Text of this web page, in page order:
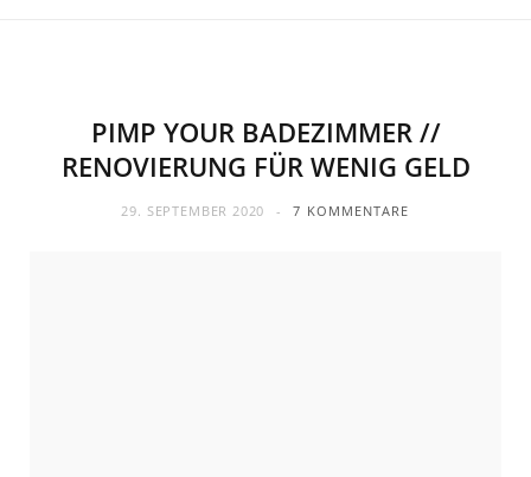
PIMP YOUR BADEZIMMER //
RENOVIERUNG FÜR WENIG GELD
29. SEPTEMBER 2020 7 KOMMENTARE